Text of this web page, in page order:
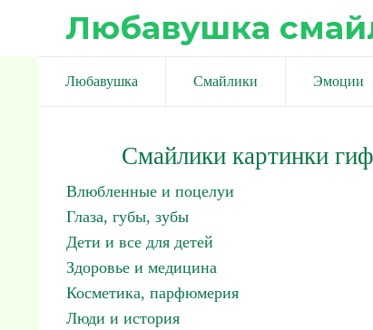
Любавушка
Любавушка Смайлики Эмоции
Смайлики картинки
Влюбленные и поцелуи
Глаза, губы, зубы
Дети и все для детей
Здоровье и медицина
Косметика, парфюмерия
Люди и история